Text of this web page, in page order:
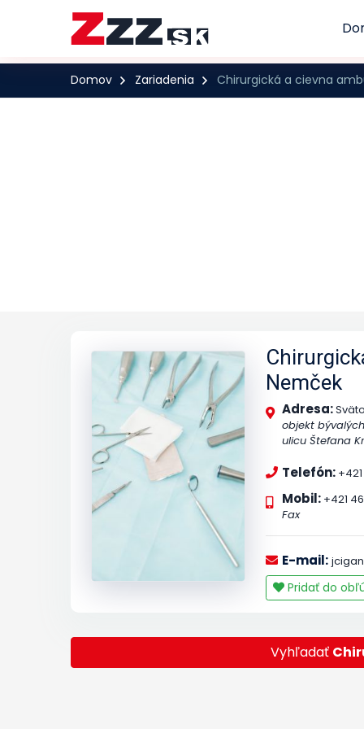
Domov Zariadenia Chirurgická a cievna
Nemček
Adresa:
objekt
ulicu Štefana
Telefón:
Mobil: +421
Fax
E-mail:
Pridať do
Vyhľadať